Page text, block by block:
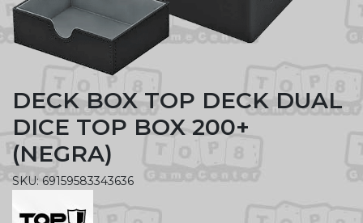
DECK BOX TOP DECK DUAL
DICE TOP BOX 200+
(NEGRA)
SKU: 69159583343636